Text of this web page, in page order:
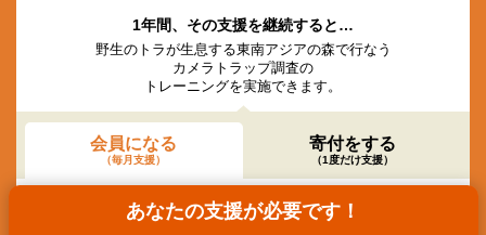
あなたの支援が必要です！
1年間、その支援を継続すると…
野生のトラが生息する東南アジアの森で行なう
カメラトラップ調査の
トレーニングを実施できます。
会員になる
（毎月支援）
寄付をする
（1度だけ支援）
円 5,000円 10,000